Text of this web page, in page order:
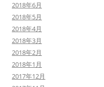
2018年6月
2018年5月
2018年4月
2018年3月
2018年2月
2018年1月
2017年12月